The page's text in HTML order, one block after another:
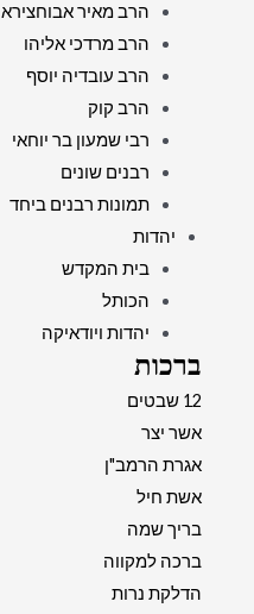
הרב מאיר אבוחצירא
הרב מרדכי אליהו
הרב עובדיה יוסף
הרב קוק
רבי שמעון בר יוחאי
רבנים שונים
תמונות רבנים ביחד
יהדות
בית המקדש
הכותל
יהדות ויודאיקה
ברכות
12 שבטים
אשר יצר
אגרת הרמב"ן
אשת חיל
בריך שמה
ברכה למקווה
הדלקת נרות